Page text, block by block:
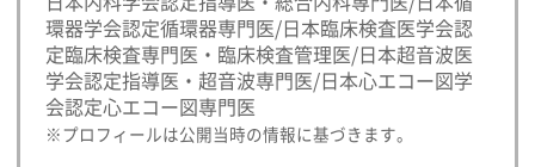
環器学会認定循環器専門医/日本臨床検査医学会認
定臨床検査専門医・臨床検査管理医/日本超音波医
学会認定指導医・超音波専門医/日本心エコー図学
会認定心エコー図専門医
※プロフィールは公開当時の情報に基づきます。